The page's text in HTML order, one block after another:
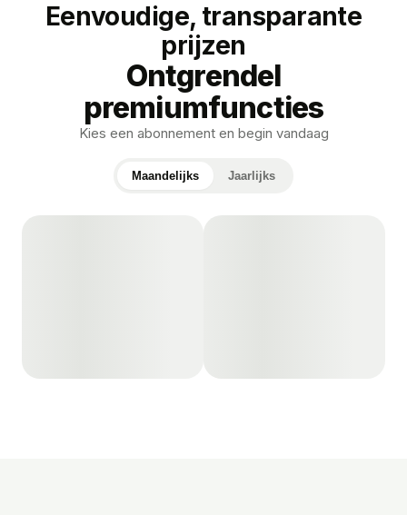
Eenvoudige, transparante
prijzen
Ontgrendel
premiumfuncties
Kies een abonnement en begin vandaag
Maandelijks Jaarlijks